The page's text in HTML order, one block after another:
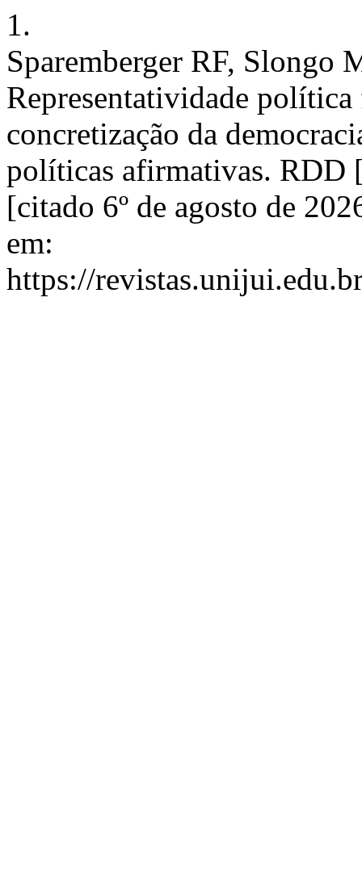
1.
Sparemberger RF, Slongo
Representatividade
concretização da
políticas afirmativas. RDD
[citado 6º de agosto de
em:
https://